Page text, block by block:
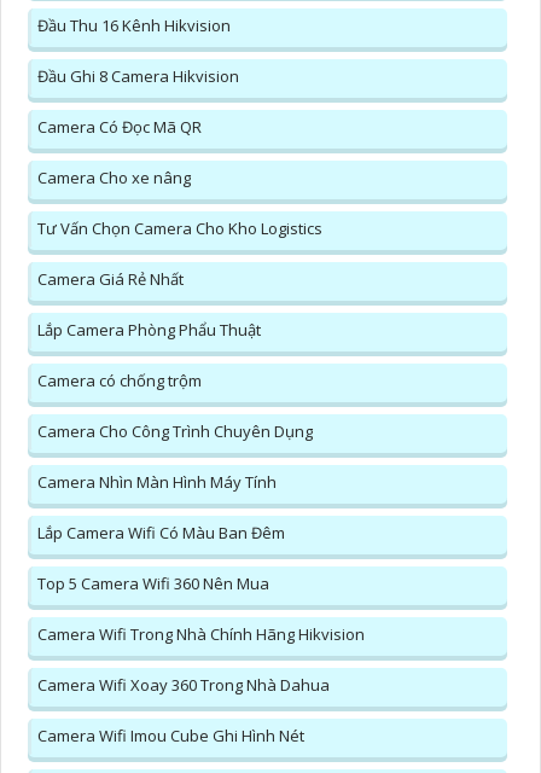
Đầu Thu 16 Kênh Hikvision
Đầu Ghi 8 Camera Hikvision
Camera Có Đọc Mã QR
Camera Cho xe nâng
Tư Vấn Chọn Camera Cho Kho Logistics
Camera Giá Rẻ Nhất
Lắp Camera Phòng Phẩu Thuật
Camera có chống trộm
Camera Cho Công Trình Chuyên Dụng
Camera Nhìn Màn Hình Máy Tính
Lắp Camera Wifi Có Màu Ban Đêm
Top 5 Camera Wifi 360 Nên Mua
Camera Wifi Trong Nhà Chính Hãng Hikvision
Camera Wifi Xoay 360 Trong Nhà Dahua
Camera Wifi Imou Cube Ghi Hình Nét